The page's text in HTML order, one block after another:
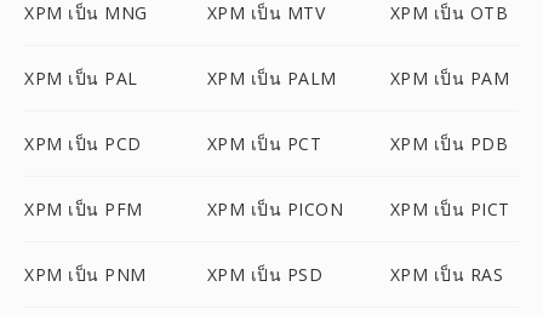
XPM เป็น MNG XPM เป็น MTV XPM เป็น OTB
XPM เป็น PAL XPM เป็น PALM XPM เป็น PAM
XPM เป็น PCD XPM เป็น PCT XPM เป็น PDB
XPM เป็น PFM XPM เป็น PICON XPM เป็น PICT
XPM เป็น PNM XPM เป็น PSD XPM เป็น RAS